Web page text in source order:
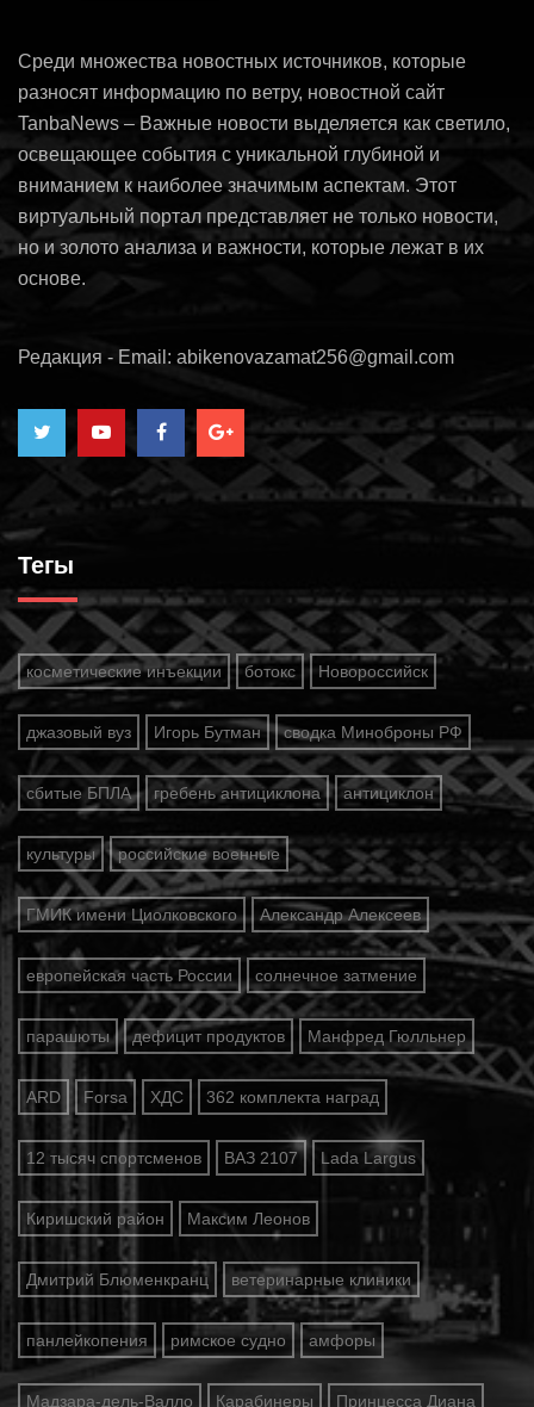
Среди множества новостных источников, которые
разносят информацию по ветру, новостной сайт
TanbaNews – Важные новости выделяется как светило,
освещающее события с уникальной глубиной и
вниманием к наиболее значимым аспектам. Этот
виртуальный портал представляет не только новости,
но и золото анализа и важности, которые лежат в их
основе.
Редакция - Email: abikenovazamat256@gmail.com
Тегы
косметические инъекции ботокс Новороссийск
джазовый вуз Игорь Бутман сводка Миноброны РФ
сбитые БПЛА гребень антициклона антициклон
культуры российские военные
ГМИК имени Циолковского Александр Алексеев
европейская часть России солнечное затмение
парашюты дефицит продуктов Манфред Гюлльнер
ARD Forsa ХДС 362 комплекта наград
12 тысяч спортсменов ВАЗ 2107 Lada Largus
Киришский район Максим Леонов
Дмитрий Блюменкранц ветеринарные клиники
панлейкопения римское судно амфоры
Мадзара-дель-Валло Карабинеры Принцесса Диана